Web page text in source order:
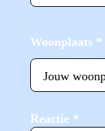
Woonplaats *
Reactie *